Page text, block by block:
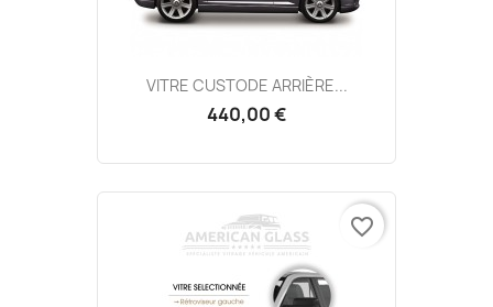
VITRE CUSTODE ARRIÈRE...
440,00 €
favorite_border